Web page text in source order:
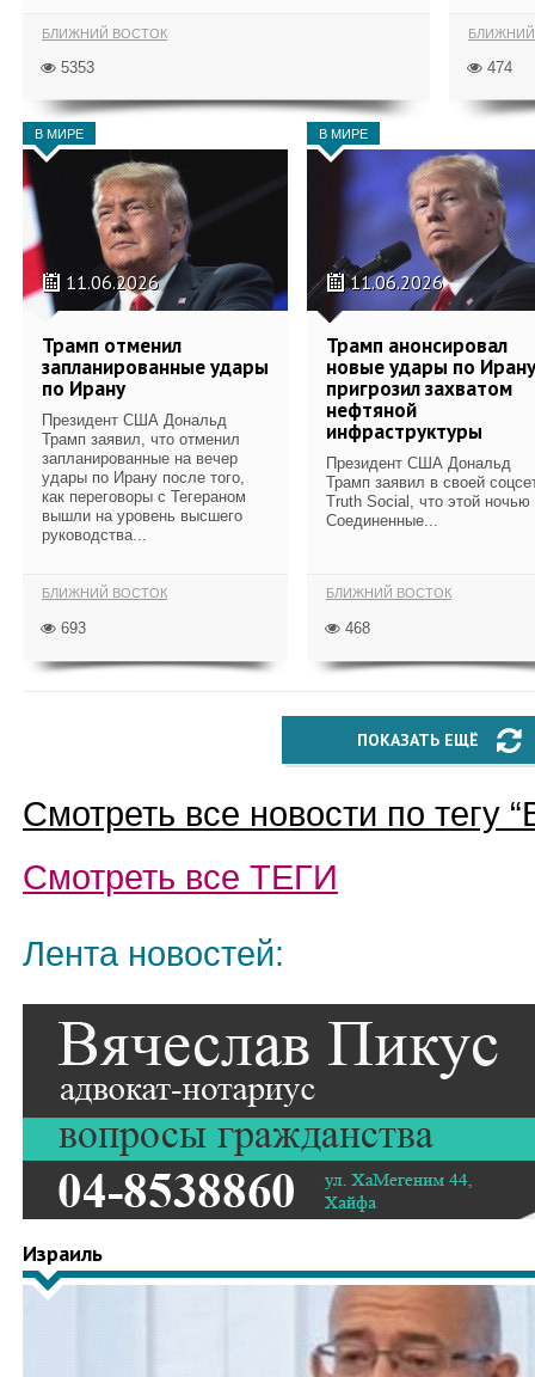
БЛИЖНИЙ ВОСТОК
5353 474
В МИРЕ
11.06.2026
Трамп отменил
запланированные удары
по Ирану
Президент США Дональд
Трамп заявил, что отменил
запланированные на вечер
удары по Ирану после того,
как переговоры с Тегераном
вышли на уровень высшего
руководства...
БЛИЖНИЙ ВОСТОК
693
В МИРЕ
11.06.2026
Трамп анонсировал
новые удары по
пригрозил захватом
нефтяной
инфраструктуры
Президент США Дональд
Трамп заявил в своей
Truth Social, что этой ночью
Соединенные...
БЛИЖНИЙ ВОСТОК
468
ПОКАЗАТЬ ЕЩЁ
Смотреть все новости по тегу “
Смотреть все ТЕГИ
Лента новостей:
Израиль